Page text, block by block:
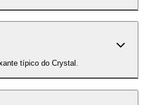
típico do Crystal.